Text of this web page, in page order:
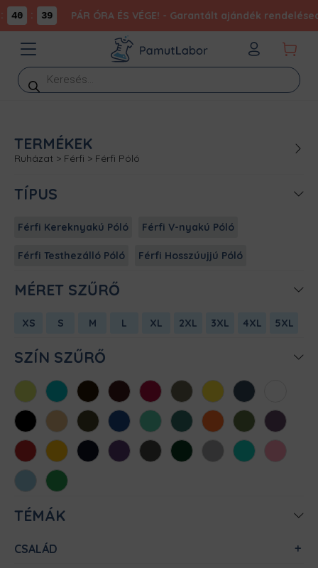
40 39 PÁR ÓRA ÉS VÉGE! - Garantált ajándék
Products
search
TERMÉKEK
Ruházat > Férfi > Férfi Póló
TÍPUS
Férfi Kereknyakú Póló Férfi V-nyakú Póló
Férfi Testhezálló Póló Férfi Hosszúujjú Póló
MÉRET SZŰRŐ
XS S M L XL 2XL 3XL 4XL 5XL
SZÍN SZŰRŐ
AlmazöldAtollkékBarnaBordóChili Cink Citromsárga
Denim
FeketeHomokKhaki KirálykékMentaMéregzöld
NarancsOliva Padlizsán
Piros SárgaSötétkékSötétlilaSötétszürke
SötétzöldSportszürke
Türkiz
Világos
rózsaszín
Világoskék
Zöld
TÉMÁK
CSALÁD